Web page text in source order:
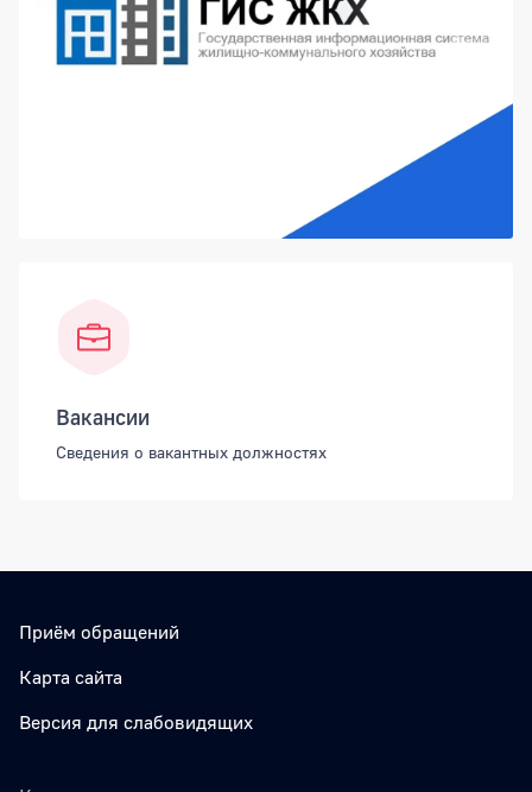
Вакансии
Сведения о вакантных должностях
Приём обращений
Карта сайта
Версия для слабовидящих